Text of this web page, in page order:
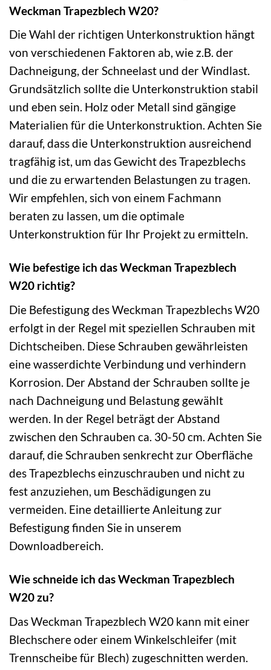
Weckman Trapezblech W20?
Die Wahl der richtigen Unterkonstruktion hängt
von verschiedenen Faktoren ab, wie z.B. der
Dachneigung, der Schneelast und der Windlast.
Grundsätzlich sollte die Unterkonstruktion stabil
und eben sein. Holz oder Metall sind gängige
Materialien für die Unterkonstruktion. Achten Sie
darauf, dass die Unterkonstruktion ausreichend
tragfähig ist, um das Gewicht des Trapezblechs
und die zu erwartenden Belastungen zu tragen.
Wir empfehlen, sich von einem Fachmann
beraten zu lassen, um die optimale
Unterkonstruktion für Ihr Projekt zu ermitteln.
Wie befestige ich das Weckman Trapezblech
W20 richtig?
Die Befestigung des Weckman Trapezblechs W20
erfolgt in der Regel mit speziellen Schrauben mit
Dichtscheiben. Diese Schrauben gewährleisten
eine wasserdichte Verbindung und verhindern
Korrosion. Der Abstand der Schrauben sollte je
nach Dachneigung und Belastung gewählt
werden. In der Regel beträgt der Abstand
zwischen den Schrauben ca. 30-50 cm. Achten Sie
darauf, die Schrauben senkrecht zur Oberfläche
des Trapezblechs einzuschrauben und nicht zu
fest anzuziehen, um Beschädigungen zu
vermeiden. Eine detaillierte Anleitung zur
Befestigung finden Sie in unserem
Downloadbereich.
Wie schneide ich das Weckman Trapezblech
W20 zu?
Das Weckman Trapezblech W20 kann mit einer
Blechschere oder einem Winkelschleifer (mit
Trennscheibe für Blech) zugeschnitten werden.